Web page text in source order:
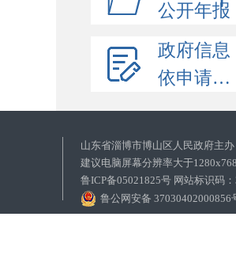
公开年报
政府信息
依申请公开
山东省淄博市博山区人民政府
建议电脑屏幕分辨率大于
鲁ICP备05021825号 网站标识码
鲁公网安备 37030402000856